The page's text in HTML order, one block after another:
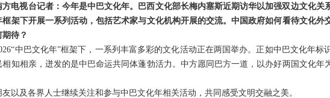
方电视台记者：今年是中巴文化年。巴西文化部长梅内塞斯近期访华以加强双边文化关
框架下开展一系列活动，包括艺术家与文化机构开展的交流。中国政府如何看待文化外
待？
中巴文化年”框架下，一系列丰富多彩的文化活动正在两国举办。正如中巴文化年
知相亲，迸发的是中巴命运共同体蓬勃活力。中方愿同巴方一道，以办好两国文化年
以及各界人士继续关注和参与中巴文化年相关活动，共同感受文明交融之美。